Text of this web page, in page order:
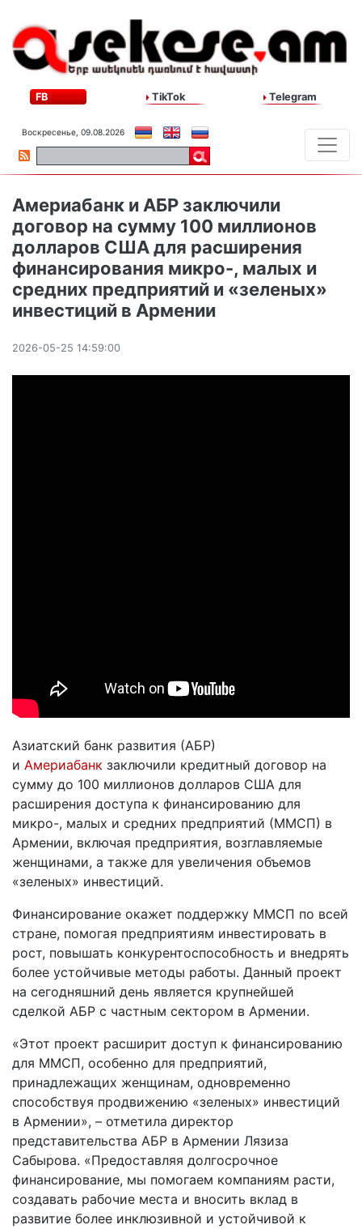
FB TikTok Telegram
Воскресенье, 09.08.2026
Америабанк и АБР заключили
договор на сумму 100 миллионов
долларов США для расширения
финансирования микро-, малых и
средних предприятий и «зеленых»
инвестиций в Армении
2026-05-25 14:59:00
Азиатский банк развития (АБР)
и Америабанк заключили кредитный договор на
сумму до 100 миллионов долларов США для
расширения доступа к финансированию для
микро-, малых и средних предприятий (ММСП) в
Армении, включая предприятия, возглавляемые
женщинами, а также для увеличения объемов
«зеленых» инвестиций.
Финансирование окажет поддержку ММСП по всей
стране, помогая предприятиям инвестировать в
рост, повышать конкурентоспособность и внедрять
более устойчивые методы работы. Данный проект
на сегодняшний день является крупнейшей
сделкой АБР с частным сектором в Армении.
«Этот проект расширит доступ к финансированию
для ММСП, особенно для предприятий,
принадлежащих женщинам, одновременно
способствуя продвижению «зеленых» инвестиций
в Армении», – отметила директор
представительства АБР в Армении Лязиза
Сабырова. «Предоставляя долгосрочное
финансирование, мы помогаем компаниям расти,
создавать рабочие места и вносить вклад в
развитие более инклюзивной и устойчивой к